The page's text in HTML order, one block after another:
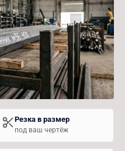
Резка в размер
под ваш чертёж